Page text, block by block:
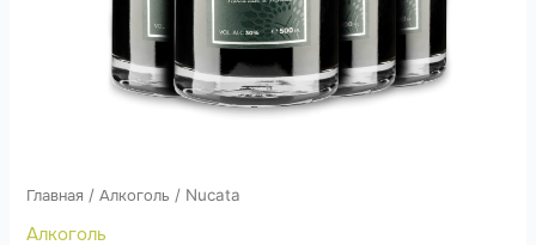
Главная /Алкоголь / Nucata
Алкоголь